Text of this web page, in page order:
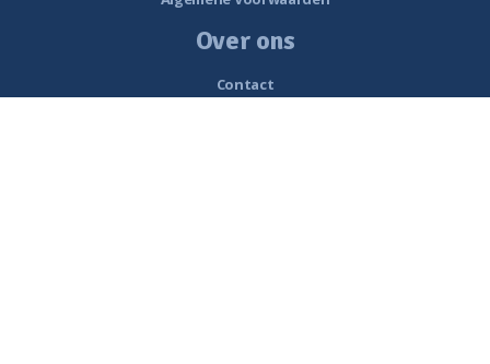
Over ons
Contact